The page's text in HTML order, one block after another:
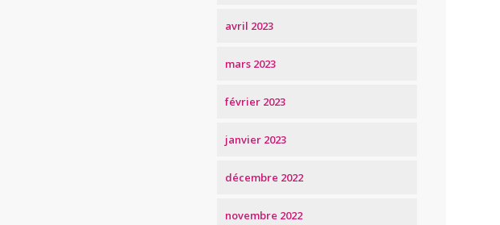
avril 2023
mars 2023
février 2023
janvier 2023
décembre 2022
novembre 2022